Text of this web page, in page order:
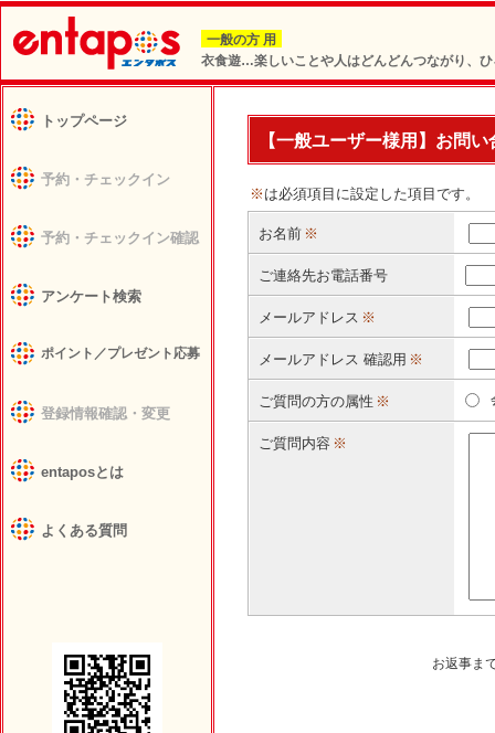
一般の方 用
衣食遊…楽しいことや人はどんどんつながり、
トップページ
予約・チェックイン
予約・チェックイン確認
アンケート検索
ポイント／プレゼント応募
登録情報確認・変更
entaposとは
よくある質問
【一般ユーザー様用】お問
※ は必須項目に設定した項目です。
お名前 ※
ご連絡先お電話番号
メールアドレス ※
メールアドレス 確認用 ※
ご質問の方の属性 ※
ご質問内容 ※
お返事ま